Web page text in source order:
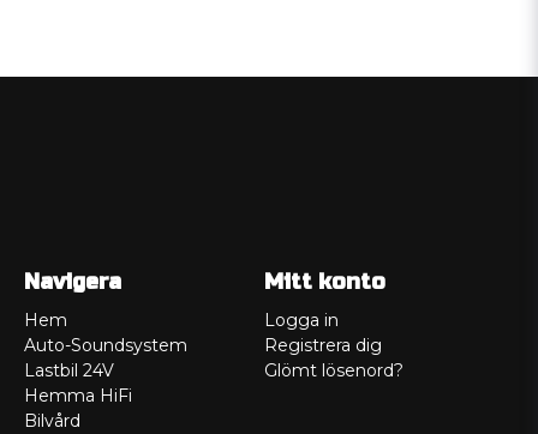
Navigera
Hem
Auto-Soundsystem
Lastbil 24V
Hemma HiFi
Bilvård
Mitt konto
Logga in
Registrera dig
Glömt lösenord?